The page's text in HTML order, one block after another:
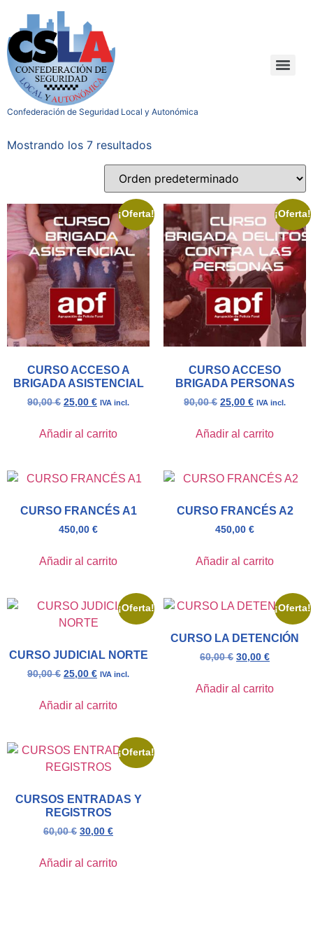
Confederación de Seguridad Local y Autonómica
Mostrando los 7 resultados
¡Oferta!
CURSO ACCESO A
BRIGADA ASISTENCIAL
90,00€ 25,00 € IVA incl.
Añadir al carrito
¡Oferta!
CURSO ACCESO
BRIGADA PERSONAS
90,00€ 25,00 € IVA incl.
Añadir al carrito
CURSO FRANCÉS A1
450,00 €
Añadir al carrito
CURSO FRANCÉS A2
450,00 €
Añadir al carrito
¡Oferta!
CURSO JUDICIAL NORTE
90,00€ 25,00 € IVA incl.
Añadir al carrito
¡Oferta!
CURSO LA DETENCIÓN
60,00€ 30,00 €
Añadir al carrito
¡Oferta!
CURSOS ENTRADAS Y
REGISTROS
60,00€ 30,00 €
Añadir al carrito